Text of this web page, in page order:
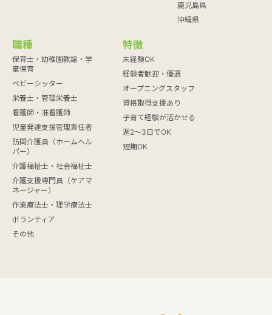
鹿児島県
沖縄県
職種
保育士・幼稚園教諭・学
童保育
ベビーシッター
栄養士・管理栄養士
看護師・准看護師
児童発達支援管理責任者
訪問介護員（ホームヘル
パー）
介護福祉士・社会福祉士
介護支援専門員（ケアマ
ネージャー）
作業療法士・理学療法士
ボランティア
その他
特徴
未経験OK
経験者歓迎・優遇
オープニングスタッフ
資格取得支援あり
子育て経験が活かせる
週2～3日でOK
短期OK